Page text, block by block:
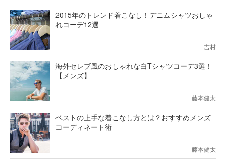
2015年のトレンド着こなし！デニムシャツおしゃ
れコーデ12選
吉村
海外セレブ風のおしゃれな白Tシャツコーデ3選！
【メンズ】
藤本健太
ベストの上手な着こなし方とは？おすすめメンズ
コーディネート術
藤本健太